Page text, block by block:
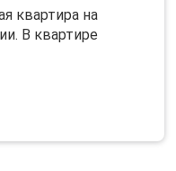
квартира нa
B квартиpe